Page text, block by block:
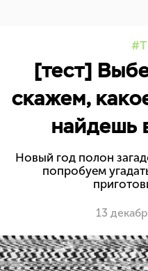
[тест]
скажем,
найдешь
Новый год полон
попробуем
13